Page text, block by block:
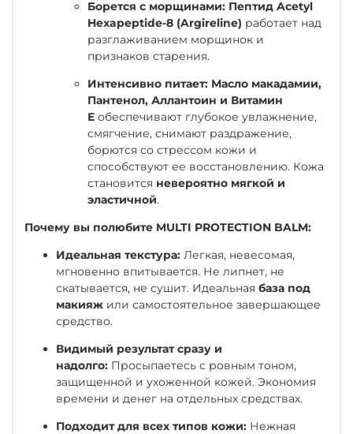
Борется с морщинами: Пептид Acetyl
Hexapeptide-8 (Argireline) работает над
разглаживанием морщинок и
признаков старения.
Интенсивно питает: Масло макадамии,
Пантенол, Аллантоин и Витамин
Е обеспечивают глубокое увлажнение,
смягчение, снимают раздражение,
борются со стрессом кожи и
способствуют ее восстановлению. Кожа
становится невероятно мягкой и
эластичной.
Почему вы полюбите MULTI PROTECTION BALM:
Идеальная текстура: Легкая, невесомая,
мгновенно впитывается. Не липнет, не
скатывается, не сушит. Идеальная база под
макияж или самостоятельное завершающее
средство.
Видимый результат сразу и
надолго: Просыпаетесь с ровным тоном,
защищенной и ухоженной кожей. Экономия
времени и денег на отдельных средствах.
Подходит для всех типов кожи: Нежная